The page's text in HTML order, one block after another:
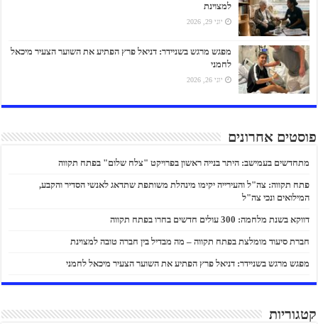
למצוינת
יוני 29, 2026
מפגש מרגש בשניידר: דניאל פרץ הפתיע את השוער הצעיר מיכאל
לחמני
יוני 26, 2026
פוסטים אחרונים
מתחדשים בעמישב: היתר בנייה ראשון בפרויקט "צלח שלום" בפתח תקווה
פתח תקווה: צה"ל והעירייה יקימו מינהלת משותפת שתדאג לאנשי הסדיר והקבע,
המילואים ונכי צה"ל
דווקא בשנת מלחמה: 300 עולים חדשים בחרו בפתח תקווה
חברת סיעוד מומלצת בפתח תקווה – מה מבדיל בין חברה טובה למצוינת
מפגש מרגש בשניידר: דניאל פרץ הפתיע את השוער הצעיר מיכאל לחמני
קטגוריות